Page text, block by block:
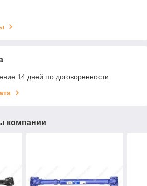
14 дней по договоренности
компании